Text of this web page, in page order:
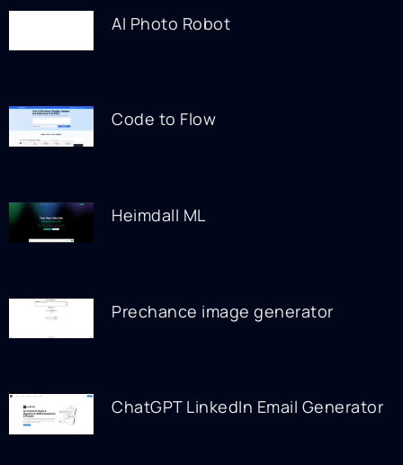
AI Photo Robot
Code to Flow
Heimdall ML
Prechance image generator
ChatGPT LinkedIn Email Generator